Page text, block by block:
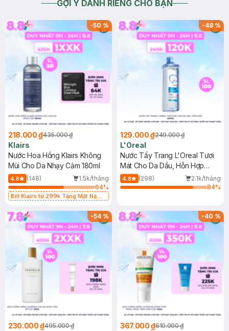
GỢI Ý DÀNH RIÊNG CHO BẠN
-50%
218.000 ₫435.000 ₫
Klairs
Nước Hoa Hồng Klairs Không
Mùi Cho Da Nhạy Cảm 180ml
4.8 (148)
1.5k/tháng
64%
Bill Klairs từ 299k Tặng Mặt Nạ
25ml (SL Có Hạn)
-48%
129.000 ₫249.000 ₫
L'Oreal
Nước Tẩy Trang L'Oreal Tươi
Mát Cho Da Dầu, Hỗn Hợp
400ml
4.8 (298)
2.1k/tháng
84%
-54%
230.000 ₫495.000 ₫
-40%
367.000 ₫610.000 ₫